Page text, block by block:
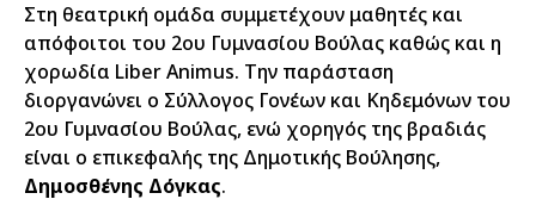
Στη θεατρική ομάδα συμμετέχουν μαθητές και
απόφοιτοι του 2ου Γυμνασίου Βούλας καθώς και η
χορωδία Liber Animus. Την παράσταση
διοργανώνει ο Σύλλογος Γονέων και Κηδεμόνων του
2ου Γυμνασίου Βούλας, ενώ χορηγός της βραδιάς
είναι ο επικεφαλής της Δημοτικής Βούλησης,
Δημοσθένης Δόγκας.